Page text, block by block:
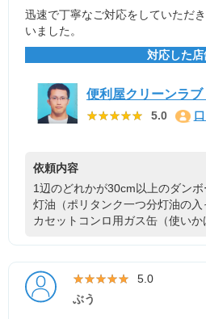
迅速で丁寧なご対応をしていただ
いました。
対応した店
便利屋クリーンラ
★★★★★
★★★★★ 5.0
依頼内容
1辺のどれかが30cm以上のダン
灯油（ポリタンク一つ分灯油の入
カセットコンロ用ガス缶（使い
★★★★★
★★★★★ 5.0
ぶう